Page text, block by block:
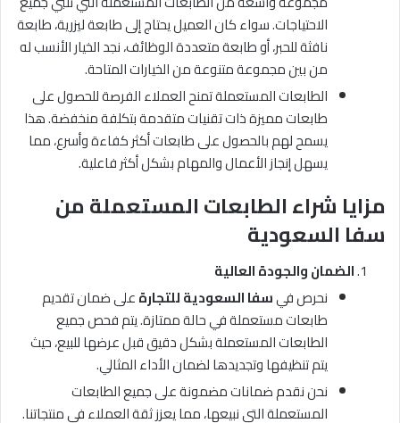
الاحتياجات. سواء كان العميل يحتاج إلى طابعة ليزرية، طابعة
نافثة للحبر، أو طابعة متعددة الوظائف، نجد الخيار الأنسب له
من بين مجموعة متنوعة من الخيارات المتاحة.
الطابعات المستعملة تمنح العملاء الفرصة للحصول على
طابعات مميزة ذات تقنيات متقدمة بتكلفة منخفضة. هذا
يسمح لهم بالحصول على طابعات أكثر كفاءة وأسرع، مما
يسهل إنجاز الأعمال والمهام بشكل أكثر فاعلية.
مزايا شراء الطابعات المستعملة من
سفا السعودية
الضمان والجودة العالية
نحرص فيسفا السعودية للتجارةعلى ضمان تقديم
طابعات مستعملة في حالة ممتازة. يتم فحص جميع
الطابعات المستعملة بشكل دقيق قبل عرضها للبيع، حيث
يتم تنظيفها وتجديدها لضمان الأداء المثالي.
نحن نقدم ضمانات مضمونة على جميع الطابعات
المستعملة التي نبيعها، مما يعزز ثقة العملاء في منتجاتنا.